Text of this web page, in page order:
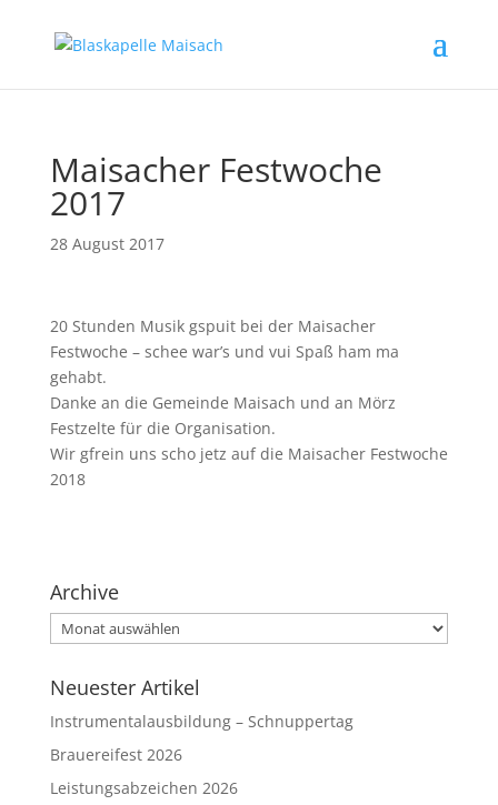
Maisacher Festwoche
2017
28 August 2017
20 Stunden Musik gspuit bei der Maisacher
Festwoche – schee war’s und vui Spaß ham ma
gehabt.
Danke an die Gemeinde Maisach und an Mörz
Festzelte für die Organisation.
Wir gfrein uns scho jetz auf die Maisacher Festwoche
2018
Archive
Archive
Neuester Artikel
Instrumentalausbildung – Schnuppertag
Brauereifest 2026
Leistungsabzeichen 2026